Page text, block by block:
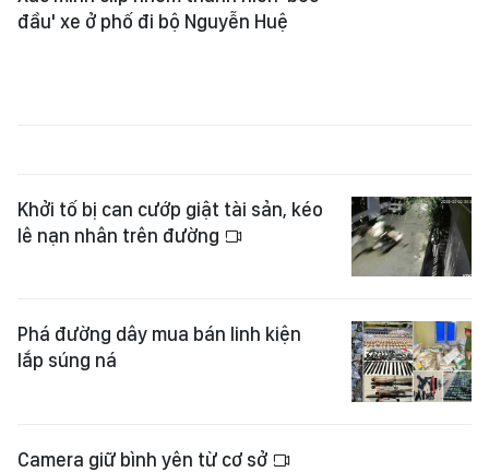
đầu' xe ở phố đi bộ Nguyễn Huệ
Khởi tố bị can cướp giật tài sản, kéo
lê nạn nhân trên đường
Phá đường dây mua bán linh kiện
lắp súng ná
Camera giữ bình yên từ cơ sở